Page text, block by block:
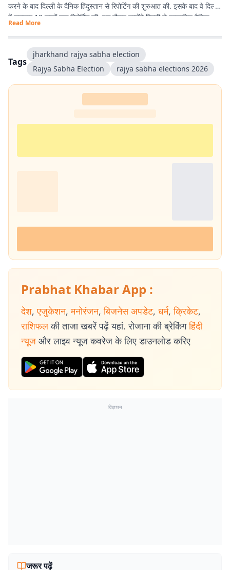
करने के बाद दिल्ली के दैनिक हिंदुस्तान से रिपोर्टिंग की शुरुआत की. इसके बाद वे दिल्ली
में लगातार 12 सालों तक रिपोर्टिंग की. इस दौरान उन्होंने दिल्ली से प्रकाशित दैनिक
हिंदुस्तान दैनिक जागरण, देशबंधु जैसे प्रतिष्ठित अखबारों के साथ कई साप्ताहिक
अखबारों के लिए भी रिपोर्टिंग की. 2013 में वे प्रभात खबर आए. तब से वे प्रिंट मीडिया
के साथ फिलहाल पिछले 10 सालों से प्रभात खबर डिजिटल में अपनी सेवाएं दे रहे हैं.
इन्होंने अपने करियर के शुरुआती दिनों में ही राजस्थान में होने वाली हिंदी पत्रकारिता के
300 साल के इतिहास पर एक पुस्तक 'नित नए आयाम की खोज: राजस्थानी
पत्रकारिता' की रचना की. इनकी कई कहानियां देश के विभिन्न पत्र-पत्रिकाओं में
Read More
Tags
jharkhand rajya sabha election
Rajya Sabha Election
rajya sabha elections 2026
Prabhat Khabar App :
देश, एजुकेशन, मनोरंजन, बिजनेस अपडेट, धर्म, क्रिकेट,
राशिफल की ताजा खबरें पढ़ें यहां. रोजाना की ब्रेकिंग हिंदी
न्यूज और लाइव न्यूज कवरेज के लिए डाउनलोड करिए
विज्ञापन
जरूर पढ़ें